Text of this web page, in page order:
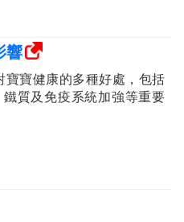
響
寶寶健康的多種好處，包括
質及免疫系統加強等重要